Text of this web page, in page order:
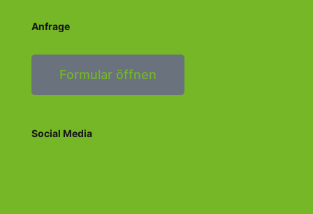
Anfrage
Formular öffnen
Social Media